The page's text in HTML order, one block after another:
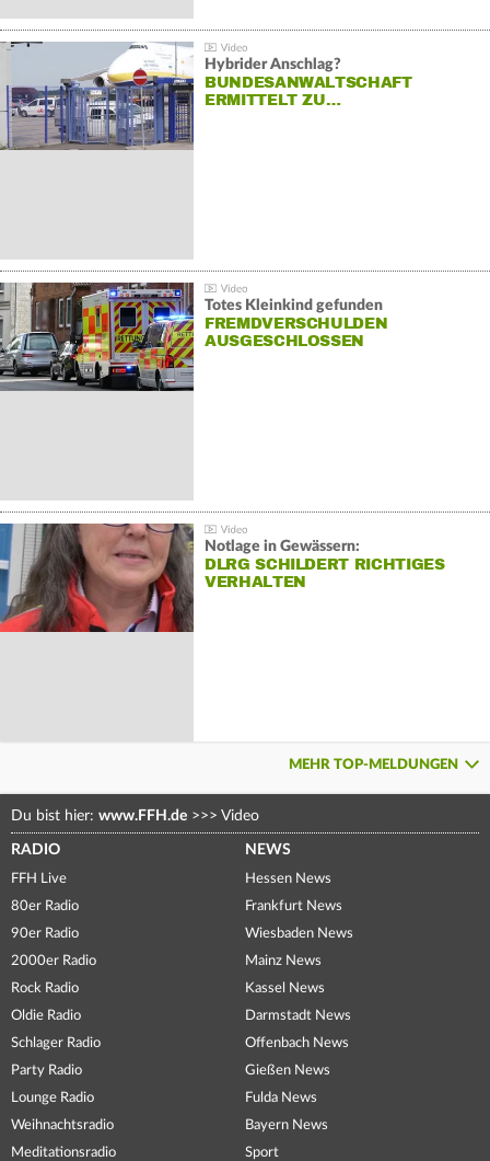
Hybrider Anschlag?
BUNDESANWALTSCHAFT
ERMITTELT ZU…
Totes Kleinkind gefunden
FREMDVERSCHULDEN
AUSGESCHLOSSEN
Notlage in Gewässern:
DLRG SCHILDERT RICHTIGES
VERHALTEN
MEHR TOP-MELDUNGEN
Du bist hier: www.FFH.de >>> Video
RADIO
FFH Live
80er Radio
90er Radio
2000er Radio
Rock Radio
Oldie Radio
Schlager Radio
Party Radio
Lounge Radio
Weihnachtsradio
Meditationsradio
NEWS
Hessen News
Frankfurt News
Wiesbaden News
Mainz News
Kassel News
Darmstadt News
Offenbach News
Gießen News
Fulda News
Bayern News
Sport